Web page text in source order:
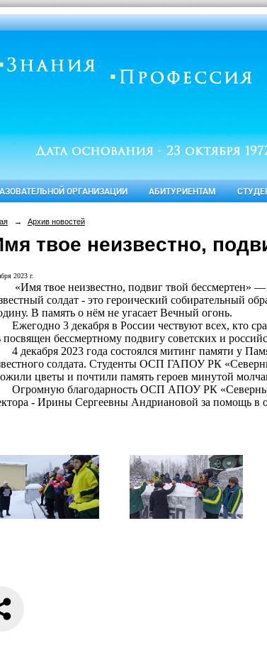
ОРГАНИЗАЦИИ АБИТУРИЕНТАМ
→ Архив новостей
твое неизвестно,
2023 г.
«Имя твое неизвестно, подвиг твой бессмертен»
солдат - это героический собирательный
В память о нём не угасает Вечный огонь.
Ежегодно 3 декабря в России чествуют всех, кто
посвящен бессмертному подвигу советских и
4 декабря 2023 года состоялся митинг памяти у
солдата. Студенты ОСП ГАПОУ РК
цветы и почтили память героев минутой
Огромную благодарность ОСП АПОУ РК
- Ирины Сергеевны Андриановой за помощь в